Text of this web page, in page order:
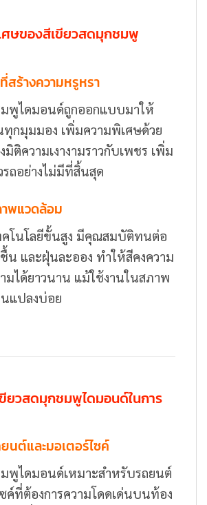
ษของสีเขียวสดมุกชมพู
สร้างความหรูหรา
มพูไดมอนด์ถูกออกแบบมาให้
กมุมมอง เพิ่มความพิเศษด้วย
ติความเงางามราวกับเพชร เพิ่ม
ถอย่างไม่มีที่สิ้นสุด
พแวดล้อม
คโนโลยีขั้นสูง มีคุณสมบัติทนต่อ
น และฝุ่นละออง ทำให้สีคงความ
ามได้ยาวนาน แม้ใช้งานในสภาพ
แปลงบ่อย
ยวสดมุกชมพูไดมอนด์ในการ
นต์และมอเตอร์ไซค์
พูไดมอนด์เหมาะสำหรับรถยนต์
ค์ที่ต้องการความโดดเด่นบนท้อง